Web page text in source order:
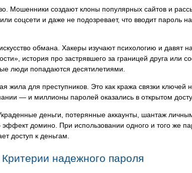
Мошенники создают клоны популярных сайтов и
соцсети и даже не подозревает, что вводит пароль
обмана. Хакеры изучают психологию и давят
история про застрявшего за границей друга или
люди попадаются десятилетиями.
жила для преступников. Это как кража связки ключей
— и миллионы паролей оказались в открытом
деньги, потерянные аккаунты, шантаж
домино. При использовании одного и того же
доступ к деньгам.
Критерии надежного пароля